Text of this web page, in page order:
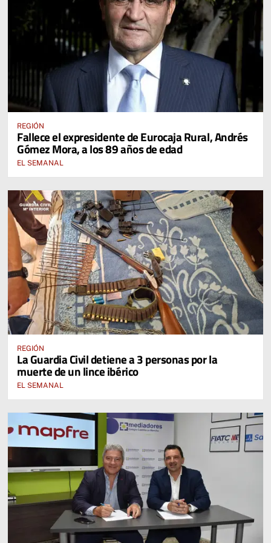
REGIÓN
Fallece el expresidente de Eurocaja Rural, Andrés
Gómez Mora, a los 89 años de edad
EL SEMANAL
REGIÓN
La Guardia Civil detiene a 3 personas por la
muerte de un lince ibérico
EL SEMANAL